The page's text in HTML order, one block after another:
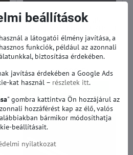
Thomson 43HR330M11A1 | 43UD - Átló:
LED TV háttérvilágítás
| 50UD
LED TV háttérvilágítás
50"
11 990 Ft
beállítások
a látogatói élmény javítása, a
funkciók, például az azonnali
biztosítása érdekében.
javítása érdekében a Google Ads
kat használ – részletek itt.
" gombra kattintva Ön hozzájárul az
hozzáférést kap az élő, valós
bármikor módosíthatja
beállításait.
nyilatkozat